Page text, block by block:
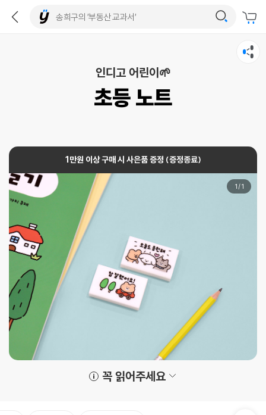
인디고 어린이🌱
초등 노트
1만원 이상 구매 시 사은품 증정 (증정종료)
1 /1
꼭 읽어주세요